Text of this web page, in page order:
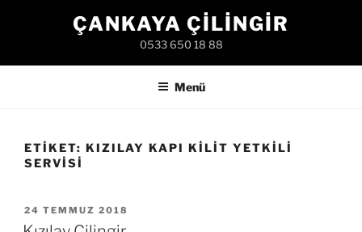
ÇANKAYA ÇILINGIR
0533 650 18 88
Menü
ETIKET: KIZILAY KAPI KILIT YETKILI
SERVISI
YAYIM
TARIHI
24 TEMMUZ 2018